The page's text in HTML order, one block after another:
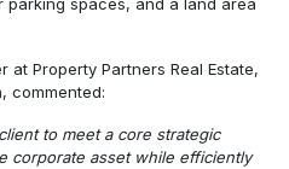
at Property Partners Real Estate,
commented:
to meet a core strategic
corporate asset while efficiently